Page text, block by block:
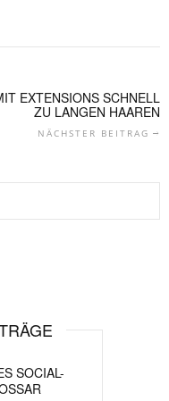
EXTENSIONS SCHNELL
ZU LANGEN HAAREN
NÄCHSTER BEITRAG
SOCIAL-